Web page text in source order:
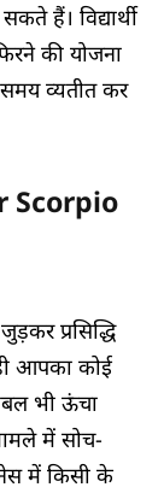
हैं। विद्यार्थी
की योजना
समय व्यतीत कर
Scorpio
प्रसिद्धि
आपका कोई
भी ऊंचा
में सोच-
में किसी के